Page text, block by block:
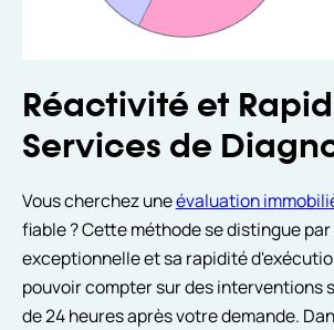
Réactivité et
Services de
Vous cherchez uneévaluation
fiable ? Cette méthode se distingue
exceptionnelle et sa rapidité
pouvoir compter sur des interventions
de 24 heures après votre demande.